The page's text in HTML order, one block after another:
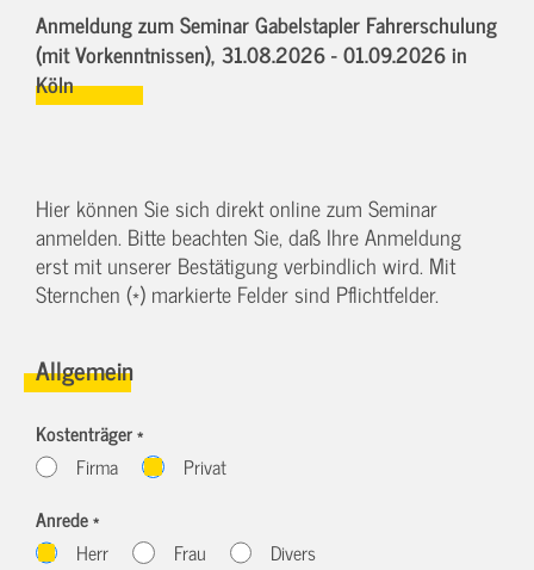
Anmeldung zum Seminar Gabelstapler Fahrerschulung
(mit Vorkenntnissen), 31.08.2026 - 01.09.2026in
Köln
Hier können Sie sich direkt online zum Seminar
anmelden. Bitte beachten Sie, daß Ihre Anmeldung
erst mit unserer Bestätigung verbindlich wird. Mit
Sternchen (*) markierte Felder sind Pflichtfelder.
Allgemein
Kostenträger *
Firma
Privat
Anrede *
Herr
Frau Divers